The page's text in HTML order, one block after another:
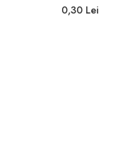
0,30 Lei